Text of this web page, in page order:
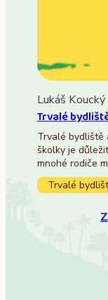
Lukáš Koucký
Trvalé
Trvalé bydliště
školky je
mnohé rodiče
Trvalé